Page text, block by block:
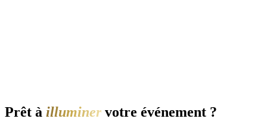
Prêt à illuminer votre événement ?